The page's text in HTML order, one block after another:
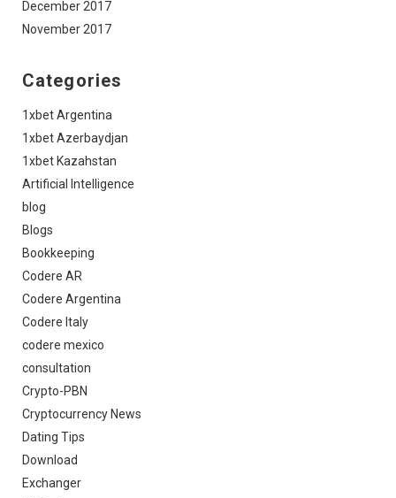
December 2017
November 2017
Categories
1xbet Argentina
1xbet Azerbaydjan
1xbet Kazahstan
Artificial Intelligence
blog
Blogs
Bookkeeping
Codere AR
Codere Argentina
Codere Italy
codere mexico
consultation
Crypto-PBN
Cryptocurrency News
Dating Tips
Download
Exchanger